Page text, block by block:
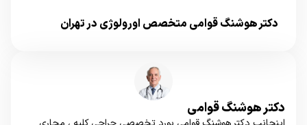
دکتر هوشنگ قوامی متخصص اورولوژی در تهران
دکتر هوشنگ قوامی